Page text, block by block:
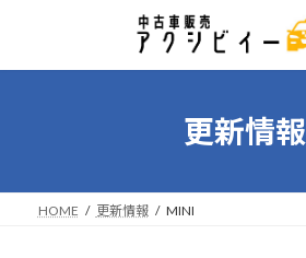
ン
ー
更新情報
HOME 更新情報 MINI